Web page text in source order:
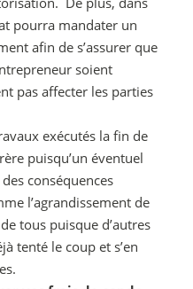
pourra mandater un
afin de s’assurer que
soient
pas affecter les parties
exécutés la fin de
puisqu’un éventuel
conséquences
l’agrandissement de
tous puisque d’autres
tenté le coup et s’en